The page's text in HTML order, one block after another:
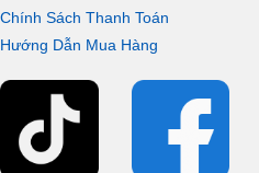
Chính Sách Thanh Toán
Hướng Dẫn Mua Hàng